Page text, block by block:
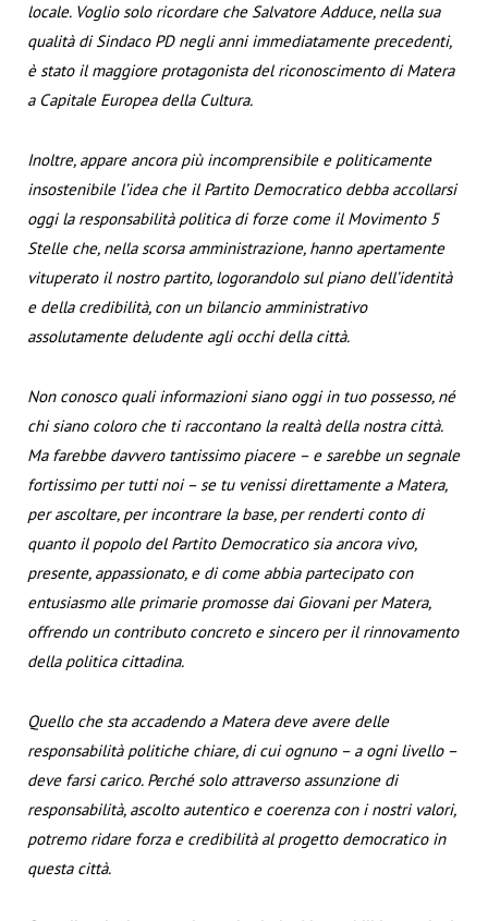
locale. Voglio solo ricordare che Salvatore Adduce, nella sua
qualità di Sindaco PD negli anni immediatamente precedenti,
è stato il maggiore protagonista del riconoscimento di Matera
a Capitale Europea della Cultura.
Inoltre, appare ancora più incomprensibile e politicamente
insostenibile l’idea che il Partito Democratico debba accollarsi
oggi la responsabilità politica di forze come il Movimento 5
Stelle che, nella scorsa amministrazione, hanno apertamente
vituperato il nostro partito, logorandolo sul piano dell’identità
e della credibilità, con un bilancio amministrativo
assolutamente deludente agli occhi della città.
Non conosco quali informazioni siano oggi in tuo possesso, né
chi siano coloro che ti raccontano la realtà della nostra città.
Ma farebbe davvero tantissimo piacere – e sarebbe un segnale
fortissimo per tutti noi – se tu venissi direttamente a Matera,
per ascoltare, per incontrare la base, per renderti conto di
quanto il popolo del Partito Democratico sia ancora vivo,
presente, appassionato, e di come abbia partecipato con
entusiasmo alle primarie promosse dai Giovani per Matera,
offrendo un contributo concreto e sincero per il rinnovamento
della politica cittadina.
Quello che sta accadendo a Matera deve avere delle
responsabilità politiche chiare, di cui ognuno – a ogni livello –
deve farsi carico. Perché solo attraverso assunzione di
responsabilità, ascolto autentico e coerenza con i nostri valori,
potremo ridare forza e credibilità al progetto democratico in
questa città.